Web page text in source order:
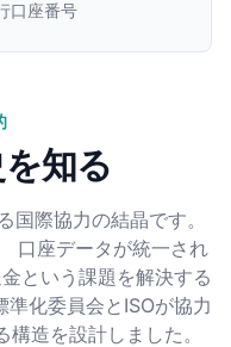
口座番号
知る
際協力の結晶です。
口座データが統一され
という課題を解決する
化委員会とISOが協力
造を設計しました。